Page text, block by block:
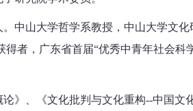
中山大学哲学系教授，中山大学文
得者，广东省首届“优秀中青年社会
》、《文化批判与文化重构--中国文